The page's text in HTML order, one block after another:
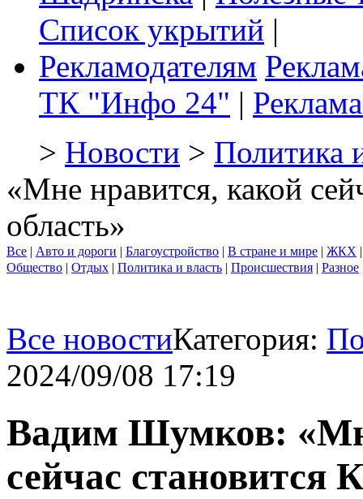
Список укрытий |
Рекламодателям
ТК "Инфо 24" |
> Новости > Политика
«Мне нравится, какой
область»
Все | Авто и дороги | Благоустройство | В стране и мире | ЖКХ
Общество | Отдых | Политика и власть | Происшествия | Разное
Все новостиКатегория:
2024/09/08 17:19
Вадим Шумков:
сейчас становится